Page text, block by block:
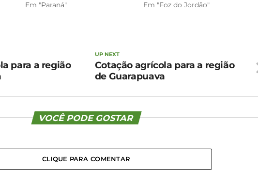
Em "Paraná"
Em "Foz do Jordão"
UP NEXT
Cotação agrícola para a região
de Guarapuava
para a região
VOCÊ PODE GOSTAR
CLIQUE PARA COMENTAR